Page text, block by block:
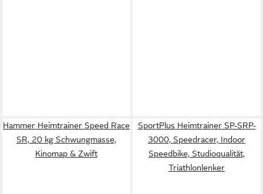
Hammer Heimtrainer Speed Race
SR, 20 kg Schwungmasse,
Kinomap & Zwift
SportPlus Heimtrainer SP-SRP-
3000, Speedracer, Indoor
Speedbike, Studioqualität,
Triathlonlenker